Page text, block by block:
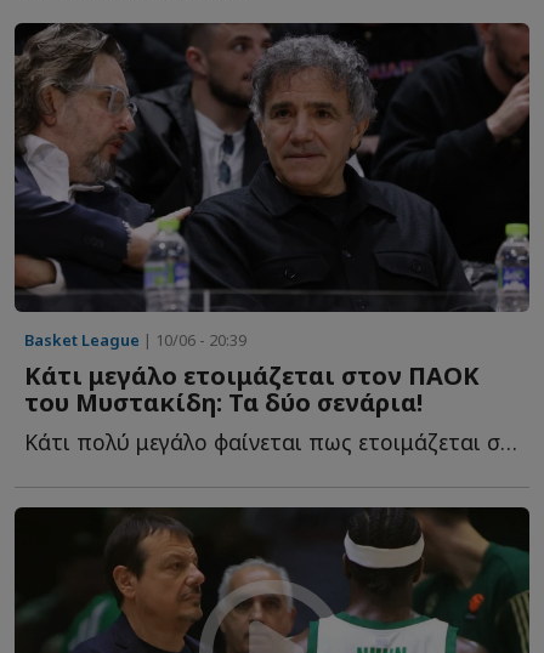
Basket League | 10/06 - 20:39
Κάτι μεγάλο ετοιμάζεται στον ΠΑΟΚ
του Μυστακίδη: Τα δύο σενάρια!
Κάτι πολύ μεγάλο φαίνεται πως ετοιμάζεται στον ΠΑΟΚ τ...